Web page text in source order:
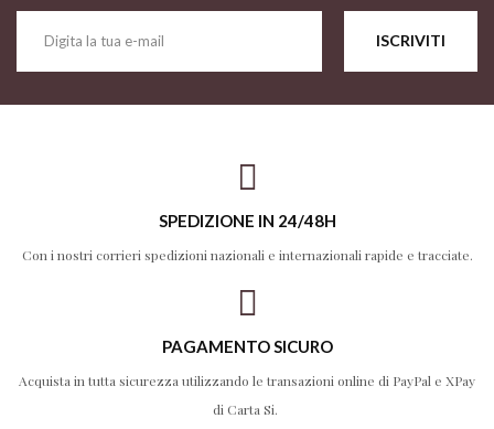
ISCRIVITI
SPEDIZIONE IN 24/48H
Con i nostri corrieri spedizioni nazionali e internazionali rapide e tracciate.
PAGAMENTO SICURO
Acquista in tutta sicurezza utilizzando le transazioni online di PayPal e XPay
di Carta Si.